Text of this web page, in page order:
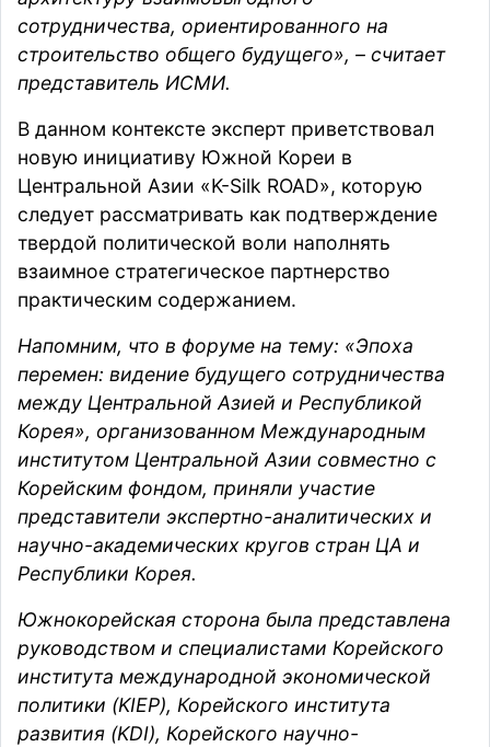
сотрудничества, ориентированного на
строительство общего будущего», – считает
представитель ИСМИ.
В данном контексте эксперт приветствовал
новую инициативу Южной Кореи в
Центральной Азии «K-Silk ROAD», которую
следует рассматривать как подтверждение
твердой политической воли наполнять
взаимное стратегическое партнерство
практическим содержанием.
Напомним, что в форуме на тему: «Эпоха
перемен: видение будущего сотрудничества
между Центральной Азией и Республикой
Корея», организованном Международным
институтом Центральной Азии совместно с
Корейским фондом, приняли участие
представители экспертно-аналитических и
научно-академических кругов стран ЦА и
Республики Корея.
Южнокорейская сторона была представлена
руководством и специалистами Корейского
института международной экономической
политики (KIEP), Корейского института
развития (KDI), Корейского научно-